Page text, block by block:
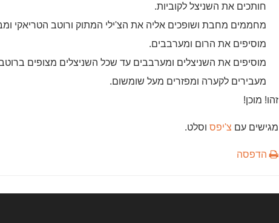
חותכים את השניצל לקוביות.
מחממים מחבת ושופכים אליה את הצ'ילי המתוק ורוטב הטריאקי
מוסיפים את הרום ומערבבים.
מוסיפים את השניצלים ומערבבים עד שכל השניצלים מצופים
מעבירים לקערה ומפזרים מעל שומשום.
זהו! מוכן!
מגישים עם צ'יפס וסלט.
הדפסה